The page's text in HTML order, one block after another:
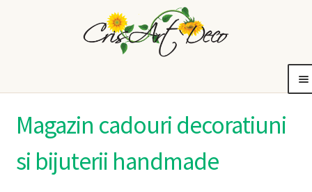
meniul
meniul
meniul
Magazin cadouri decoratiuni
si bijuterii handmade